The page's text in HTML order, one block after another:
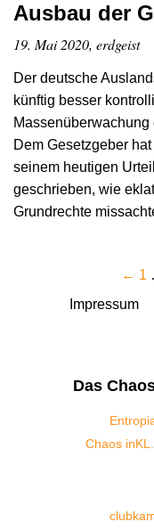
Ausbau der
19. Mai 2020, erdgeist
Der deutsche
künftig besser
Massenüberwachung
Dem Gesetzgeber
seinem heutigen
geschrieben, wie
Grundrechte
← 1
Impressum
Das
Chaos
club